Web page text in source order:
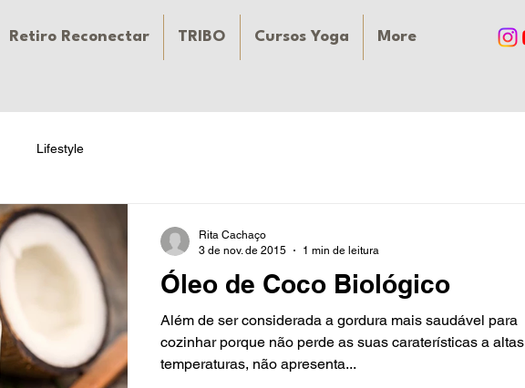
Retiro Reconectar TRIBO Cursos Yoga More
Lifestyle
Óleo de Coco Biológico
Além de ser considerada a gordura mais saudável para
cozinhar porque não perde as suas caraterísticas a altas
temperaturas, não apresenta...
Rita Cachaço
3 de nov. de 2015
1 min de leitura